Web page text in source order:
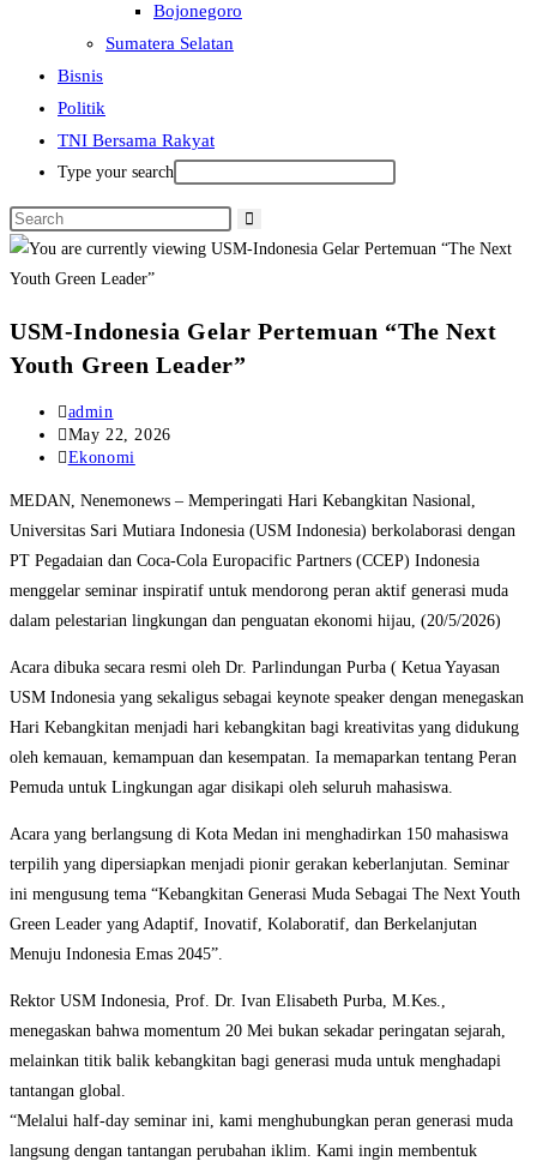
Bojonegoro
Sumatera Selatan
Bisnis
Politik
TNI Bersama Rakyat
Type your search
USM-Indonesia Gelar Pertemuan “The Next
Youth Green Leader”
Post
author:
admin
Post
published:
May 22, 2026
Post
Ekonomi
MEDAN, Nenemonews – Memperingati Hari Kebangkitan Nasional,
Universitas Sari Mutiara Indonesia (USM Indonesia) berkolaborasi dengan
PT Pegadaian dan Coca-Cola Europacific Partners (CCEP) Indonesia
menggelar seminar inspiratif untuk mendorong peran aktif generasi muda
dalam pelestarian lingkungan dan penguatan ekonomi hijau, (20/5/2026)
Acara dibuka secara resmi oleh Dr. Parlindungan Purba ( Ketua Yayasan
USM Indonesia yang sekaligus sebagai keynote speaker dengan menegaskan
Hari Kebangkitan menjadi hari kebangkitan bagi kreativitas yang didukung
oleh kemauan, kemampuan dan kesempatan. Ia memaparkan tentang Peran
Pemuda untuk Lingkungan agar disikapi oleh seluruh mahasiswa.
Acara yang berlangsung di Kota Medan ini menghadirkan 150 mahasiswa
terpilih yang dipersiapkan menjadi pionir gerakan keberlanjutan. Seminar
ini mengusung tema “Kebangkitan Generasi Muda Sebagai The Next Youth
Green Leader yang Adaptif, Inovatif, Kolaboratif, dan Berkelanjutan
Menuju Indonesia Emas 2045”.
Rektor USM Indonesia, Prof. Dr. Ivan Elisabeth Purba, M.Kes.,
menegaskan bahwa momentum 20 Mei bukan sekadar peringatan sejarah,
melainkan titik balik kebangkitan bagi generasi muda untuk menghadapi
tantangan global.
“Melalui half-day seminar ini, kami menghubungkan peran generasi muda
langsung dengan tantangan perubahan iklim. Kami ingin membentuk